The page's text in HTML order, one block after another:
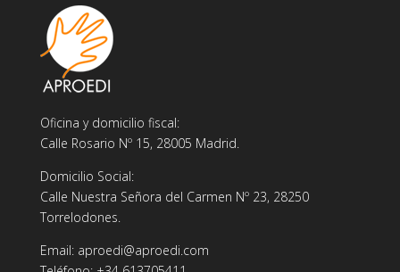
Oficina y domicilio fiscal:
Calle Rosario Nº 15, 28005 Madrid.
Domicilio Social:
Calle Nuestra Señora del Carmen Nº 23, 28250
Torrelodones.
Email: aproedi@aproedi.com